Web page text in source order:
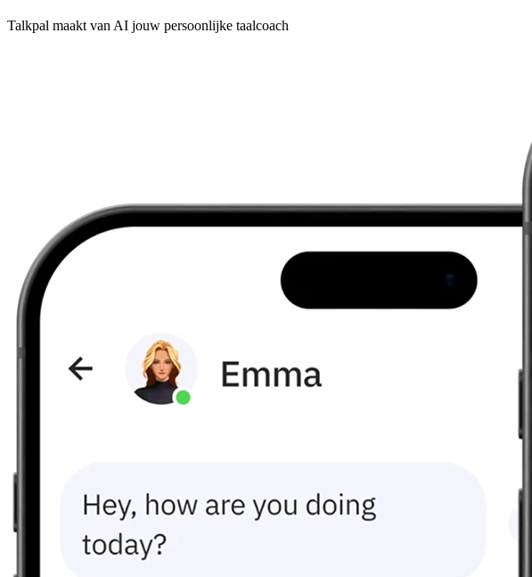
Talkpal maakt van AI jouw persoonlijke taalcoach